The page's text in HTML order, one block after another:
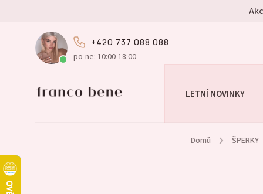
+420 737 088 088
po-ne: 10:00-18:00
LETNÍ NOVINKY
Domů / ŠPERKY